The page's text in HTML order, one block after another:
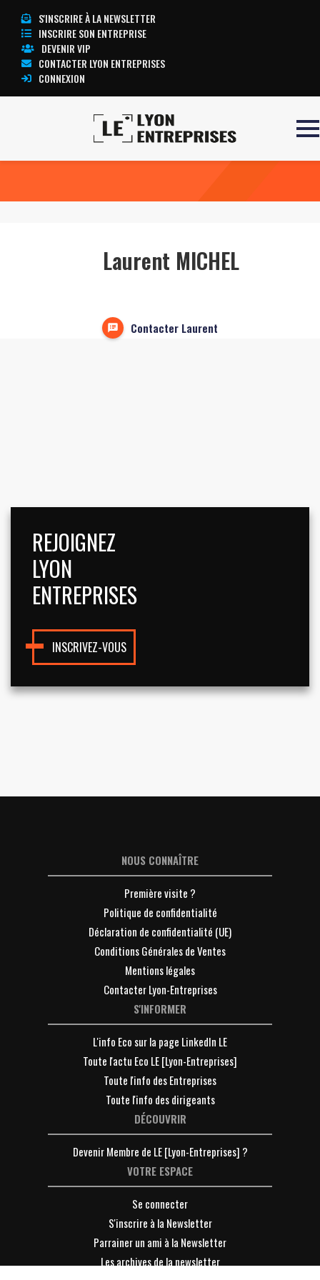
S'INSCRIRE À LA NEWSLETTER
INSCRIRE SON ENTREPRISE
DEVENIR VIP
CONTACTER LYON ENTREPRISES
CONNEXION
Laurent MICHEL
Contacter Laurent
REJOIGNEZ
LYON
ENTREPRISES
INSCRIVEZ-VOUS
NOUS CONNAÎTRE
Première visite ?
Politique de confidentialité
Déclaration de confidentialité (UE)
Conditions Générales de Ventes
Mentions légales
Contacter Lyon-Entreprises
S'INFORMER
L'info Eco sur la page LinkedIn LE
Toute l'actu Eco LE [Lyon-Entreprises]
Toute l'info des Entreprises
Toute l'info des dirigeants
DÉCOUVRIR
Devenir Membre de LE [Lyon-Entreprises] ?
VOTRE ESPACE
Se connecter
S'inscrire à la Newsletter
Parrainer un ami à la Newsletter
Les archives de la newsletter